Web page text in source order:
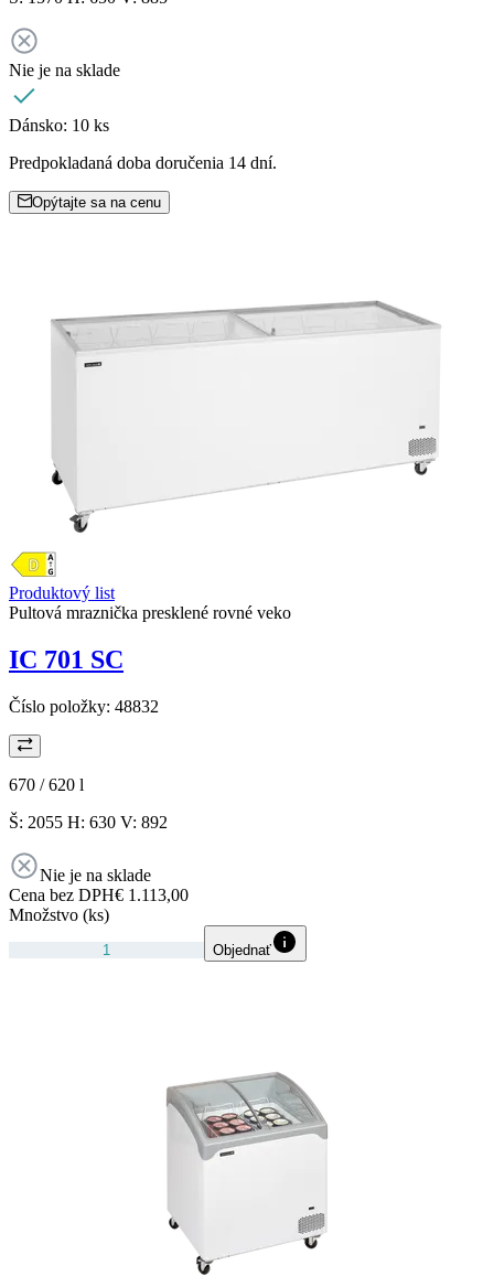
Nie je na sklade
Dánsko: 10 ks
Predpokladaná doba doručenia 14 dní.
Opýtajte sa na cenu
Produktový list
Pultová mraznička presklené rovné veko
IC 701 SC
Číslo položky: 48832
670 / 620 l
Š: 2055 H: 630 V: 892
Nie je na sklade
Cena bez DPH€ 1.113,00
Množstvo (ks)
Objednať